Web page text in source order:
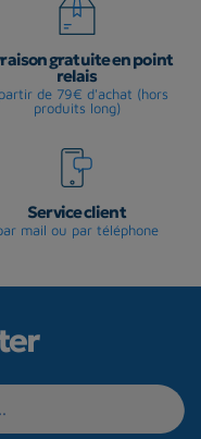
gratuite en point
relais
de 79€ d'achat (hors
produits long)
Service client
mail ou par téléphone